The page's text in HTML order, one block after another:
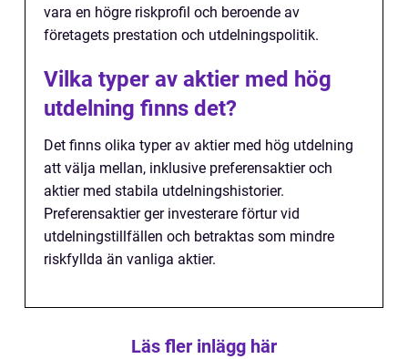
vara en högre riskprofil och beroende av
företagets prestation och utdelningspolitik.
Vilka typer av aktier med hög
utdelning finns det?
Det finns olika typer av aktier med hög utdelning
att välja mellan, inklusive preferensaktier och
aktier med stabila utdelningshistorier.
Preferensaktier ger investerare förtur vid
utdelningstillfällen och betraktas som mindre
riskfyllda än vanliga aktier.
Läs fler inlägg här